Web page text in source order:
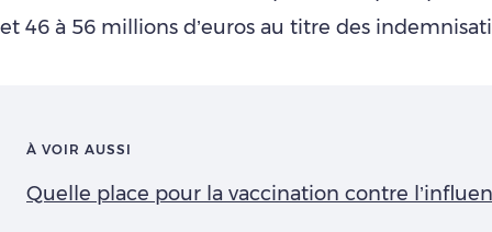
et 46 à 56 millions d’euros au titre des
À VOIR AUSSI
Quelle place pour la vaccination contre